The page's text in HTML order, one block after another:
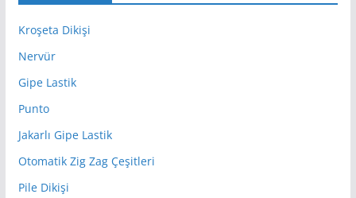
Kroşeta Dikişi
Nervür
Gipe Lastik
Punto
Jakarlı Gipe Lastik
Otomatik Zig Zag Çeşitleri
Pile Dikişi